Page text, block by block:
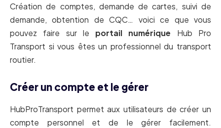
Création de comptes, demande de cartes, suivi de
demande, obtention de CQC… voici ce que vous
pouvez faire sur le portail numérique Hub Pro
Transport si vous êtes un professionnel du transport
routier.
Créer un compte et le gérer
HubProTransport permet aux utilisateurs de créer un
compte personnel et de le gérer facilement.